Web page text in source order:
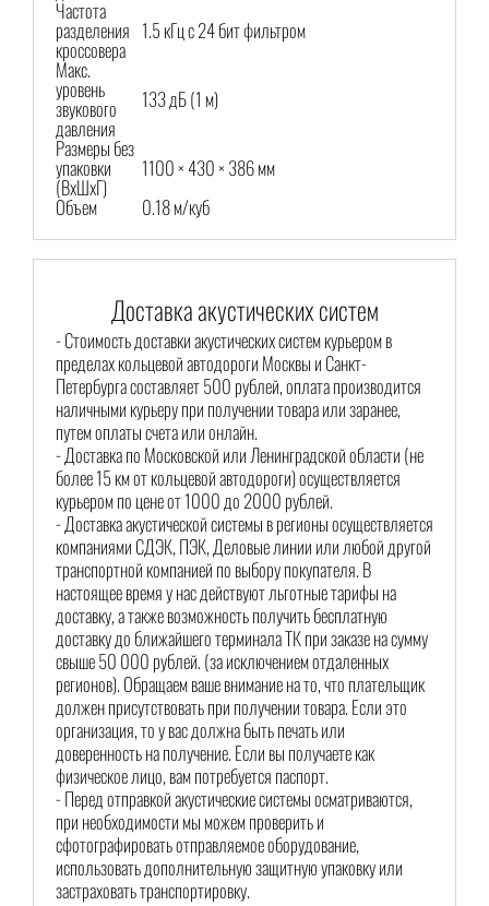
Частота
разделения
кроссовера
1.5 кГц c 24 бит фильтром
Макс.
уровень
звукового
давления
133 дБ (1 м)
Размеры без
упаковки
(ВхШхГ)
1100 × 430 × 386 мм
Объем
0.18 м/куб
Доставка акустических систем
- Стоимость доставки акустических систем курьером в
пределах кольцевой автодороги Москвы и Санкт-
Петербурга составляет 500 рублей, оплата производится
наличными курьеру при получении товара или заранее,
путем оплаты счета или онлайн.
- Доставка по Московской или Ленинградской области (не
более 15 км от кольцевой автодороги) осуществляется
курьером по цене от 1000 до 2000 рублей.
- Доставка акустической системы в регионы осуществляется
компаниями СДЭК, ПЭК, Деловые линии или любой другой
транспортной компанией по выбору покупателя. В
настоящее время у нас действуют льготные тарифы на
доставку, а также возможность получить бесплатную
доставку до ближайшего терминала ТК при заказе на сумму
свыше 50 000 рублей. (за исключением отдаленных
регионов). Обращаем ваше внимание на то, что плательщик
должен присутствовать при получении товара. Если это
организация, то у вас должна быть печать или
доверенность на получение. Если вы получаете как
физическое лицо, вам потребуется паспорт.
- Перед отправкой акустические системы осматриваются,
при необходимости мы можем проверить и
сфотографировать отправляемое оборудование,
использовать дополнительную защитную упаковку или
застраховать транспортировку.